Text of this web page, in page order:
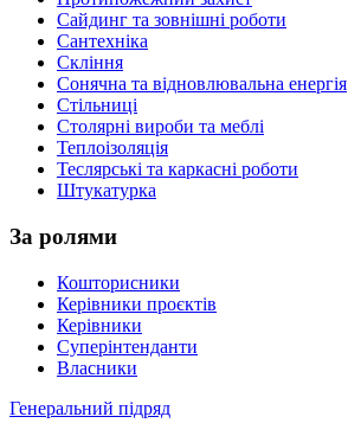
Сайдинг та зовнішні роботи
Сантехніка
Скління
Сонячна та відновлювальна енергія
Стільниці
Столярні вироби та меблі
Теплоізоляція
Теслярські та каркасні роботи
Штукатурка
За ролями
Кошторисники
Керівники проєктів
Керівники
Суперінтенданти
Власники
Генеральний підряд